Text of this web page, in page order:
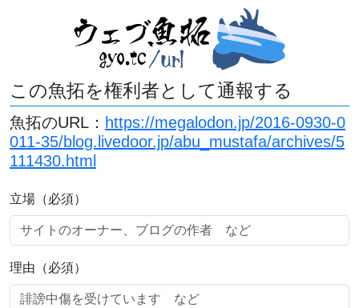
この魚拓を権利者として通報する
魚拓のURL： https://megalodon.jp/2016-0930-0
011-35/blog.livedoor.jp/abu_mustafa/archives/5
111430.html
立場（必須）
理由（必須）